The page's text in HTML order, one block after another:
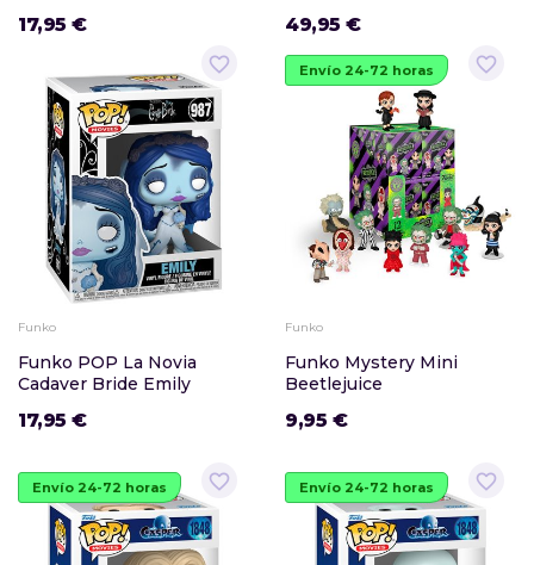
17,95 € 49,95 €
favorite_border
Funko
Funko POP La Novia
Cadaver Bride Emily
17,95 €
favorite_border
Envío 24-72 horas
Funko
Funko Mystery Mini
Beetlejuice
9,95 €
favorite_border
Envío 24-72 horas favorite_border
Envío 24-72 horas